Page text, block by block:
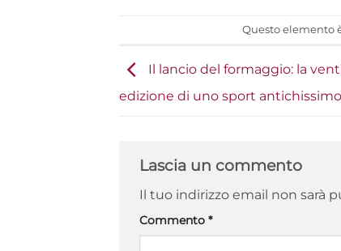
Questo elemento
Il lancio del formaggio: la
edizione di uno sport antichissimo
Lascia un commento
Il tuo indirizzo email non sarà
Commento *